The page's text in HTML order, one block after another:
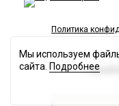
Политика
Мы используем
сайта. Подробнее